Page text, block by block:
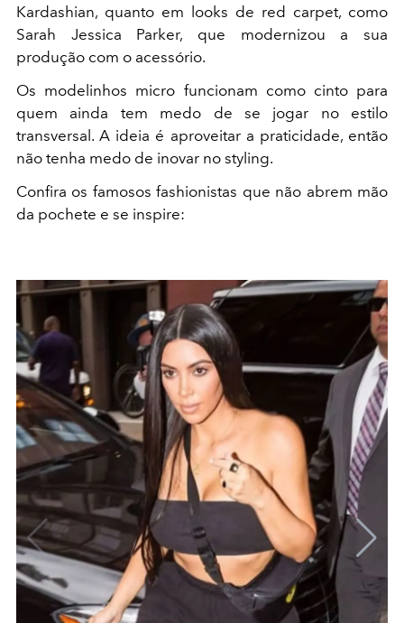
Kardashian, quanto em looks de red carpet, como
Sarah Jessica Parker, que modernizou a sua
produção com o acessório.
Os modelinhos micro funcionam como cinto para
quem ainda tem medo de se jogar no estilo
transversal. A ideia é aproveitar a praticidade, então
não tenha medo de inovar no styling.
Confira os famosos fashionistas que não abrem mão
da pochete e se inspire: